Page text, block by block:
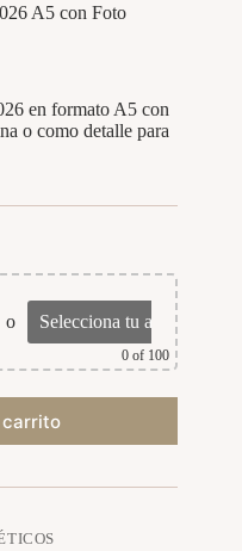
A5 con Foto
en formato A5 con
o como detalle para
o Selecciona tu archivo
0 of 100
carrito